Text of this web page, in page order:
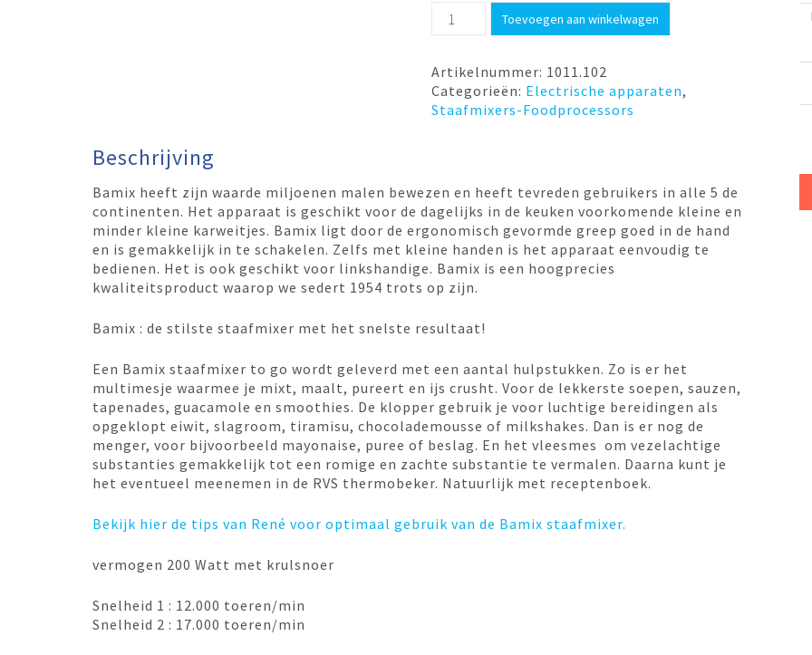
Staafmixer
TO-
200
Watt
Creme
Toevoegen aan winkelwagen
Artikelnummer: 1011.102
Categorieën: Electrische apparaten,
Staafmixers-Foodprocessors
Beschrijving
Bamix heeft zijn waarde miljoenen malen bewezen en heeft tevreden gebruikers in alle 5 de
continenten. Het apparaat is geschikt voor de dagelijks in de keuken voorkomende kleine en
minder kleine karweitjes. Bamix ligt door de ergonomisch gevormde greep goed in de hand
en is gemakkelijk in te schakelen. Zelfs met kleine handen is het apparaat eenvoudig te
bedienen. Het is ook geschikt voor linkshandige. Bamix is een hoogprecies
kwaliteitsproduct waarop we sedert 1954 trots op zijn.
Bamix : de stilste staafmixer met het snelste resultaat!
Een Bamix staafmixer to go wordt geleverd met een aantal hulpstukken. Zo is er het
multimesje waarmee je mixt, maalt, pureert en ijs crusht. Voor de lekkerste soepen, sauzen,
tapenades, guacamole en smoothies. De klopper gebruik je voor luchtige bereidingen als
opgeklopt eiwit, slagroom, tiramisu, chocolademousse of milkshakes. Dan is er nog de
menger, voor bijvoorbeeld mayonaise, puree of beslag. En het vleesmes om vezelachtige
substanties gemakkelijk tot een romige en zachte substantie te vermalen. Daarna kunt je
het eventueel meenemen in de RVS thermobeker. Natuurlijk met receptenboek.
Bekijk hier de tips van René voor optimaal gebruik van de Bamix staafmixer.
vermogen 200 Watt met krulsnoer
Snelheid 1 : 12.000 toeren/min
Snelheid 2 : 17.000 toeren/min